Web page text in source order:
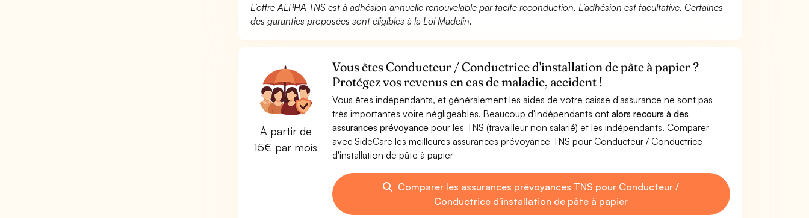
L’offre ALPHA TNS est à adhésion annuelle renouvelable par tacite reconduction. L’adhésion est facultative. Certaines
des garanties proposées sont éligibles à la Loi Madelin.
À partir de
15€ par mois
Vous êtes Conducteur / Conductrice d'installation de pâte à papier ?
Protégez vos revenus en cas de maladie, accident !
Vous êtes indépendants, et généralement les aides de votre caisse d'assurance ne sont pas
très importantes voire négligeables. Beaucoup d'indépendants ont alors recours à des
assurances prévoyancepour les TNS (travailleur non salarié) et les indépendants. Comparer
avec SideCare les meilleures assurances prévoyance TNS pour Conducteur / Conductrice
d'installation de pâte à papier
Comparer les assurances prévoyances TNS pour Conducteur /
Conductrice d'installation de pâte à papier